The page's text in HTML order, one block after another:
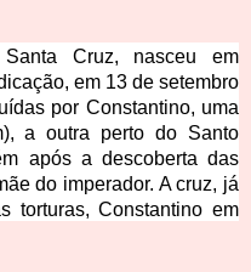
Cruz, nasceu em
em 13 de setembro
por Constantino, uma
a outra perto do Santo
após a descoberta das
do imperador. A cruz, já
torturas, Constantino em